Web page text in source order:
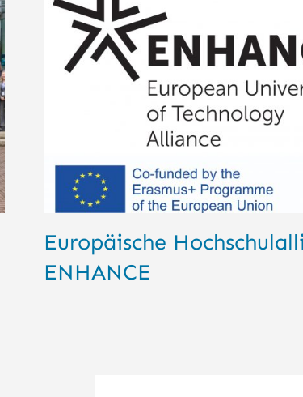
Europäische
ENHANCE